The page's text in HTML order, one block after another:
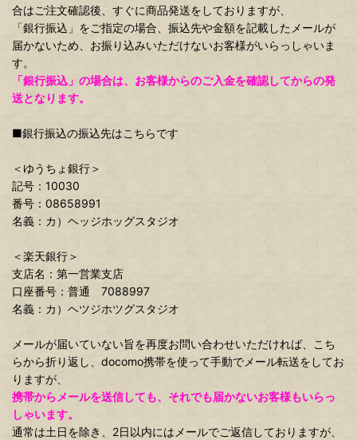
合はご注文確認後、すぐに商品発送をしておりますが、
「銀行振込」をご指定の場合、振込先や金額を記載したメールが
届かないため、お振り込みいただけないお客様がいらっしゃいま
す。
「銀行振込」の場合は、お客様からのご入金を確認してからの発
送となります。
■銀行振込の振込先はこちらです
＜ゆうちょ銀行＞
記号：10030
番号：08658991
名義：カ）ヘッジホッグスタジオ
＜楽天銀行＞
支店名：第一営業支店
口座番号：普通 7088997
名義：カ）ヘツジホツグスタジオ
メールが届いていない旨を再度お問い合わせいただければ、こち
らから折り返し、docomo携帯を使って手動でメール転送をしてお
りますが、
携帯からメールを送信しても、それでも届かないお客様もいらっ
しゃいます。
通常は土日を除き、2日以内にはメールでご返信しておりますが、